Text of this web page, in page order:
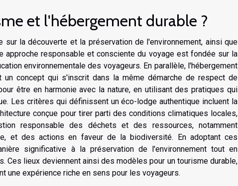
et l'hébergement durable ?
la découverte et la préservation de l'environnement, ainsi que
approche responsable et consciente du voyage est fondée sur la
environnementale des voyageurs. En parallèle, l'hébergement
un concept qui s'inscrit dans la même démarche de respect de
être en harmonie avec la nature, en utilisant des pratiques qui
Les critères qui définissent un éco-lodge authentique incluent la
conçue pour tirer parti des conditions climatiques locales,
responsable des déchets et des ressources, notamment
et des actions en faveur de la biodiversité. En adoptant ces
significative à la préservation de l'environnement tout en
Ces lieux deviennent ainsi des modèles pour un tourisme durable,
une expérience riche en sens pour les voyageurs.